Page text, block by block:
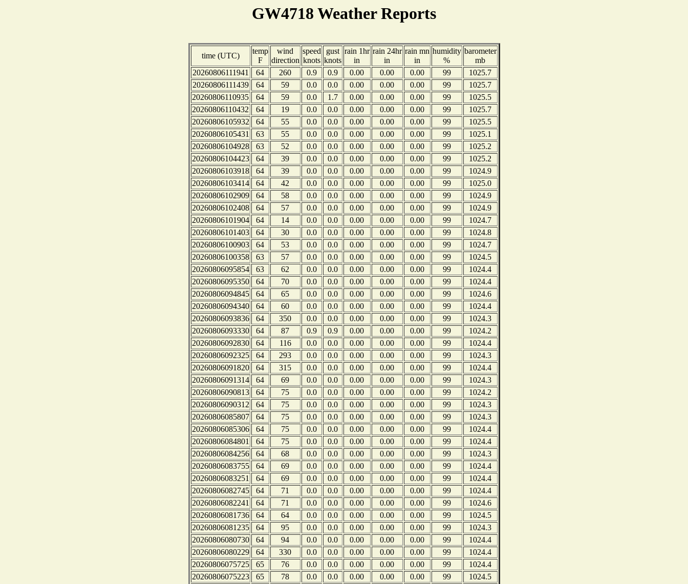
GW4718 Weather Reports
time (UTC)
temp
F
wind
direction
speed
knots
gust
knots
rain 1hr
in
rain 24hr
in
rain mn
in
humidity
%
barometer
mb
20260806111941
64 260 0.9 0.9 0.00 0.00 0.00 99
1025.7
20260806111439
64 59 0.0 0.0 0.00 0.00 0.00 99
1025.7
20260806110935
64 59 0.0 1.7 0.00 0.00 0.00 99
1025.5
20260806110432
64 19 0.0 0.0 0.00 0.00 0.00 99
1025.7
20260806105932
64 55 0.0 0.0 0.00 0.00 0.00 99
1025.5
20260806105431
63 55 0.0 0.0 0.00 0.00 0.00 99
1025.1
20260806104928
63 52 0.0 0.0 0.00 0.00 0.00 99
1025.2
20260806104423
64 39 0.0 0.0 0.00 0.00 0.00 99
1025.2
20260806103918
64 39 0.0 0.0 0.00 0.00 0.00 99
1024.9
20260806103414
64 42 0.0 0.0 0.00 0.00 0.00 99
1025.0
20260806102909
64 58 0.0 0.0 0.00 0.00 0.00 99
1024.9
20260806102408
64 57 0.0 0.0 0.00 0.00 0.00 99
1024.9
20260806101904
64 14 0.0 0.0 0.00 0.00 0.00 99
1024.7
20260806101403
64 30 0.0 0.0 0.00 0.00 0.00 99
1024.8
20260806100903
64 53 0.0 0.0 0.00 0.00 0.00 99
1024.7
20260806100358
63 57 0.0 0.0 0.00 0.00 0.00 99
1024.5
20260806095854
63 62 0.0 0.0 0.00 0.00 0.00 99
1024.4
20260806095350
64 70 0.0 0.0 0.00 0.00 0.00 99
1024.4
20260806094845
64 65 0.0 0.0 0.00 0.00 0.00 99
1024.6
20260806094340
64 60 0.0 0.0 0.00 0.00 0.00 99
1024.4
20260806093836
64 350 0.0 0.0 0.00 0.00 0.00 99
1024.3
20260806093330
64 87 0.9 0.9 0.00 0.00 0.00 99
1024.2
20260806092830
64 116 0.0 0.0 0.00 0.00 0.00 99
1024.4
20260806092325
64 293 0.0 0.0 0.00 0.00 0.00 99
1024.3
20260806091820
64 315 0.0 0.0 0.00 0.00 0.00 99
1024.4
20260806091314
64 69 0.0 0.0 0.00 0.00 0.00 99
1024.3
20260806090813
64 75 0.0 0.0 0.00 0.00 0.00 99
1024.2
20260806090312
64 75 0.0 0.0 0.00 0.00 0.00 99
1024.3
20260806085807
64 75 0.0 0.0 0.00 0.00 0.00 99
1024.3
20260806085306
64 75 0.0 0.0 0.00 0.00 0.00 99
1024.4
20260806084801
64 75 0.0 0.0 0.00 0.00 0.00 99
1024.4
20260806084256
64 68 0.0 0.0 0.00 0.00 0.00 99
1024.3
20260806083755
64 69 0.0 0.0 0.00 0.00 0.00 99
1024.4
20260806083251
64 69 0.0 0.0 0.00 0.00 0.00 99
1024.4
20260806082745
64 71 0.0 0.0 0.00 0.00 0.00 99
1024.4
20260806082241
64 71 0.0 0.0 0.00 0.00 0.00 99
1024.6
20260806081736
64 64 0.0 0.0 0.00 0.00 0.00 99
1024.5
20260806081235
64 95 0.0 0.0 0.00 0.00 0.00 99
1024.3
20260806080730
64 94 0.0 0.0 0.00 0.00 0.00 99
1024.4
20260806080229
64 330 0.0 0.0 0.00 0.00 0.00 99
1024.4
20260806075725
65 76 0.0 0.0 0.00 0.00 0.00 99
1024.4
20260806075223
65 78 0.0 0.0 0.00 0.00 0.00 99
1024.5